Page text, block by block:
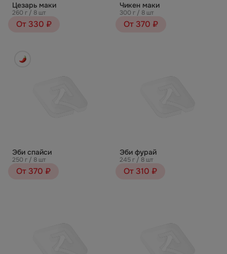
Цезарь маки
260 г / 8 шт
От 330 ₽
Чикен маки
300 г / 8 шт
От 370 ₽
Эби спайси
250 г / 8 шт
От 370 ₽
Эби фурай
245 г / 8 шт
От 310 ₽